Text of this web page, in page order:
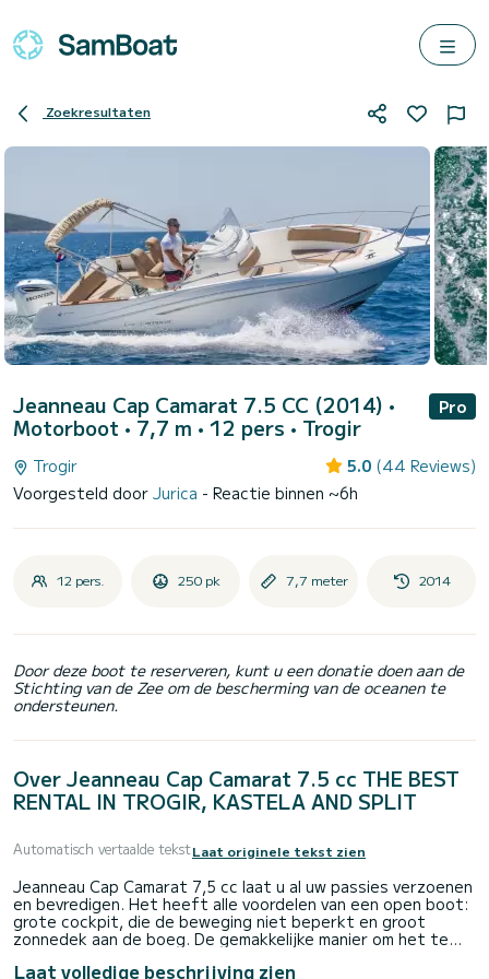
Zoekresultaten
Jeanneau Cap Camarat 7.5 CC (2014) •
Motorboot • 7,7 m • 12 pers • Trogir
Pro
Trogir 5.0 (44 Reviews)
Voorgesteld door Jurica - Reactie binnen ~6h
12 pers. 250 pk 7,7 meter 2014
Door deze boot te reserveren, kunt u een donatie doen aan de
Stichting van de Zee om de bescherming van de oceanen te
ondersteunen.
Over Jeanneau Cap Camarat 7.5 cc THE BEST
RENTAL IN TROGIR, KASTELA AND SPLIT
Automatisch vertaalde tekstLaat originele tekst zien
Jeanneau Cap Camarat 7,5 cc laat u al uw passies verzoenen
en bevredigen. Het heeft alle voordelen van een open boot:
grote cockpit, die de beweging niet beperkt en groot
zonnedek aan de boeg. De gemakkelijke manier om het te
rond kunt zitten voor een maaltijd en een rustpauze.
Laat volledige beschrijving zien